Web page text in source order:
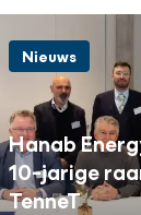
Hanab
10-jarige
TenneT
Nieuws